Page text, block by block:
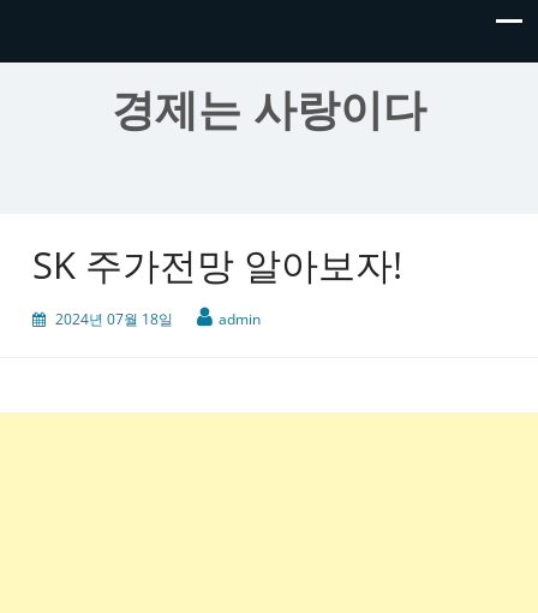
경제는 사랑이다
SK 주가전망 알아보자!
2024년 07월 18일 admin